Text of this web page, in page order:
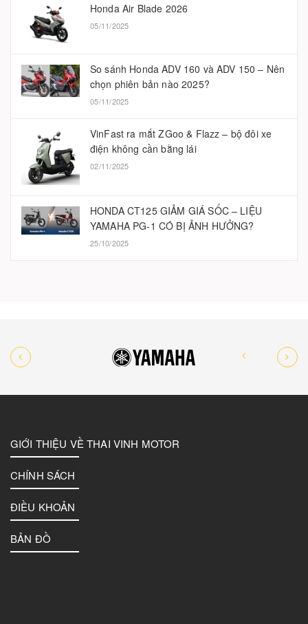
Honda Air Blade 2026
05/11/2025
So sánh Honda ADV 160 và ADV 150 – Nên
chọn phiên bản nào 2025?
05/11/2025
VinFast ra mắt ZGoo & Flazz – bộ đôi xe
điện không cần bằng lái
02/11/2025
HONDA CT125 GIẢM GIÁ SỐC – LIỆU
YAMAHA PG-1 CÓ BỊ ẢNH HƯỞNG?
25/10/2025
GIỚI THIỆU VỀ THAI VINH MOTOR
CHÍNH SÁCH
ĐIỀU KHOẢN
BẢN ĐỒ